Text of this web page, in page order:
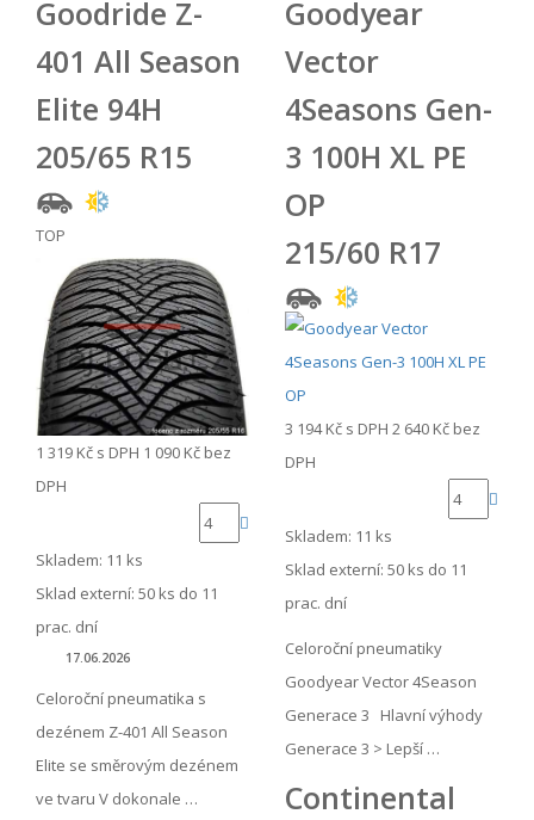
Goodride Z-
401 All Season
Elite 94H
205/65 R15
TOP
1 319 Kč s DPH 1 090 Kč bez
DPH
Skladem: 11 ks
Sklad externí: 50 ks do 11
prac. dní
17.06.2026
Celoroční pneumatika s
dezénem Z-401 All Season
Elite se směrovým dezénem
ve tvaru V dokonale …
Goodyear
Vector
4Seasons Gen-
3 100H XL PE
OP
215/60 R17
3 194 Kč s DPH 2 640 Kč bez
DPH
Skladem: 11 ks
Sklad externí: 50 ks do 11
prac. dní
Celoroční pneumatiky
Goodyear Vector 4Season
Generace 3 Hlavní výhody
Generace 3 > Lepší …
Continental